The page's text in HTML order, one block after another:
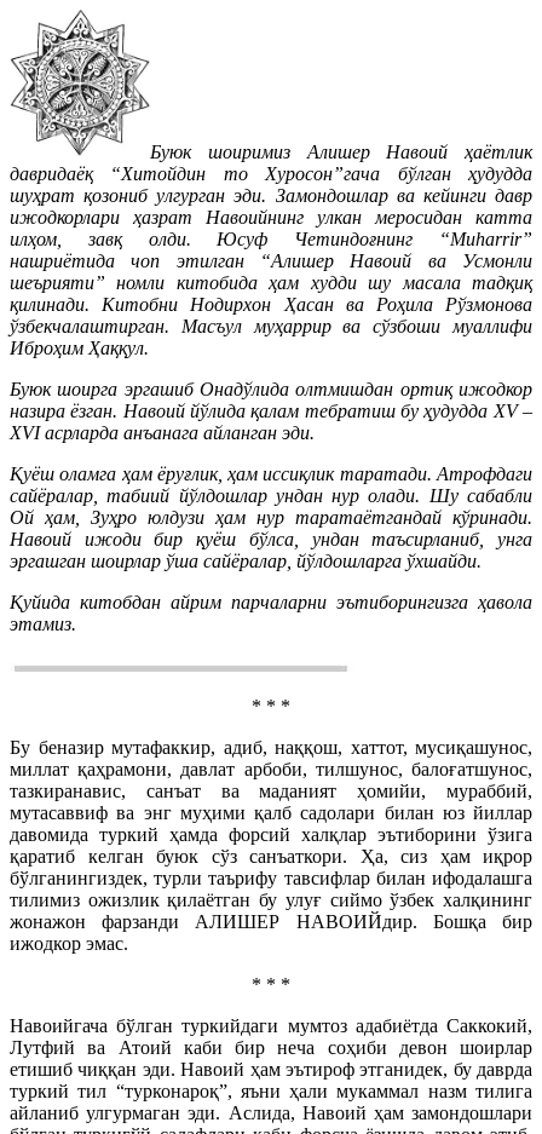
Буюк шоиримиз Алишер Навоий ҳаётлик
давридаёқ “Хитойдин то Хуросон”гача бўлган ҳудудда
шуҳрат қозониб улгурган эди. Замондошлар ва кейинги давр
ижодкорлари ҳазрат Навоийнинг улкан меросидан катта
илҳом, завқ олди. Юсуф Четиндоғнинг “Muharrir”
нашриётида чоп этилган “Алишер Навоий ва Усмонли
шеърияти” номли китобида ҳам худди шу масала тадқиқ
қилинади. Китобни Нодирхон Ҳасан ва Роҳила Рўзмонова
ўзбекчалаштирган. Масъул муҳаррир ва сўзбоши муаллифи
Иброҳим Ҳаққул.
Буюк шоирга эргашиб Онадўлида олтмишдан ортиқ ижодкор
назира ёзган. Навоий йўлида қалам тебратиш бу ҳудудда XV –
XVI асрларда анъанага айланган эди.
Қуёш оламга ҳам ёруғлик, ҳам иссиқлик таратади. Атрофдаги
сайёралар, табиий йўлдошлар ундан нур олади. Шу сабабли
Ой ҳам, Зуҳро юлдузи ҳам нур таратаётгандай кўринади.
Навоий ижоди бир қуёш бўлса, ундан таъсирланиб, унга
эргашган шоирлар ўша сайёралар, йўлдошларга ўхшайди.
Қуйида китобдан айрим парчаларни эътиборингизга ҳавола
этамиз.
* * *
Бу беназир мутафаккир, адиб, наққош, хаттот, мусиқашунос,
миллат қаҳрамони, давлат арбоби, тилшунос, балоғатшунос,
тазкиранавис, санъат ва маданият ҳомийи, мураббий,
мутасаввиф ва энг муҳими қалб садолари билан юз йиллар
давомида туркий ҳамда форсий халқлар эътиборини ўзига
қаратиб келган буюк сўз санъаткори. Ҳа, сиз ҳам иқрор
бўлганингиздек, турли таърифу тавсифлар билан ифодалашга
тилимиз ожизлик қилаётган бу улуғ сиймо ўзбек халқининг
жонажон фарзанди АЛИШЕР НАВОИЙдир. Бошқа бир
ижодкор эмас.
* * *
Навоийгача бўлган туркийдаги мумтоз адабиётда Саккокий,
Лутфий ва Атоий каби бир неча соҳиби девон шоирлар
етишиб чиққан эди. Навоий ҳам эътироф этганидек, бу даврда
туркий тил “турконароқ”, яъни ҳали мукаммал назм тилига
айланиб улгурмаган эди. Аслида, Навоий ҳам замондошлари